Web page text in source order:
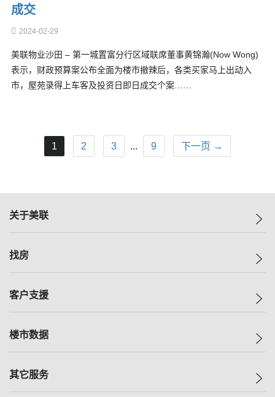
成交
2024-02-29
美联物业沙田 – 第一城置富分行区域联席董事黄锦瀚(Now Wong)
表示，财政预算案公布全面为楼市撤辣后，各类买家马上出动入
市，屋苑录得上车客及投资日即日成交个案……
1 2 3 ... 9 下一页 →
关于美联
美联集团
人才招募
找房
一手新房
减价
美联豪宅
独家楼盘
客户支援
自助放盘
查询热线
楼市数据
指数
其它服务